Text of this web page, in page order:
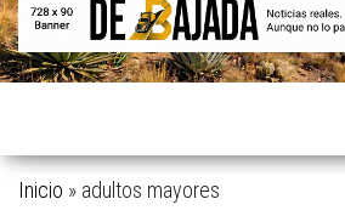
Bajada
Aunque
parezcan.
Inicio » adultos mayores